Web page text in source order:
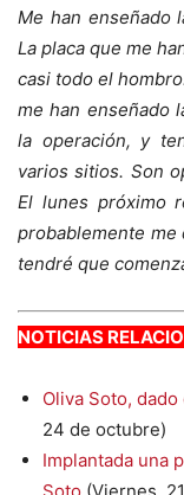
Me han enseñado
La placa que me
casi todo el
me han enseñado
la operación, y
varios sitios. Son
El lunes próximo
probablemente
tendré que
NOTICIAS
Oliva Soto,
24 de octubre)
Implantada una